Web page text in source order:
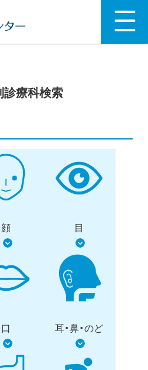
診療科検索
顔 目
口 耳・鼻・のど